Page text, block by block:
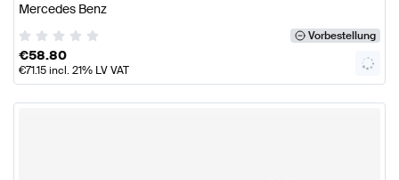
Mercedes Benz
Vorbestellung
€58.80
€71.15incl. 21% LV VAT